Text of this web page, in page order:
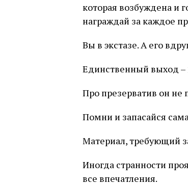
которая возбуждена и
награждай за каждое
Вы в экстазе. А его
Единственный выход –
Про презерватив он не
Помни и запасайся
Материал, требующий
Иногда странности
все впечатления.